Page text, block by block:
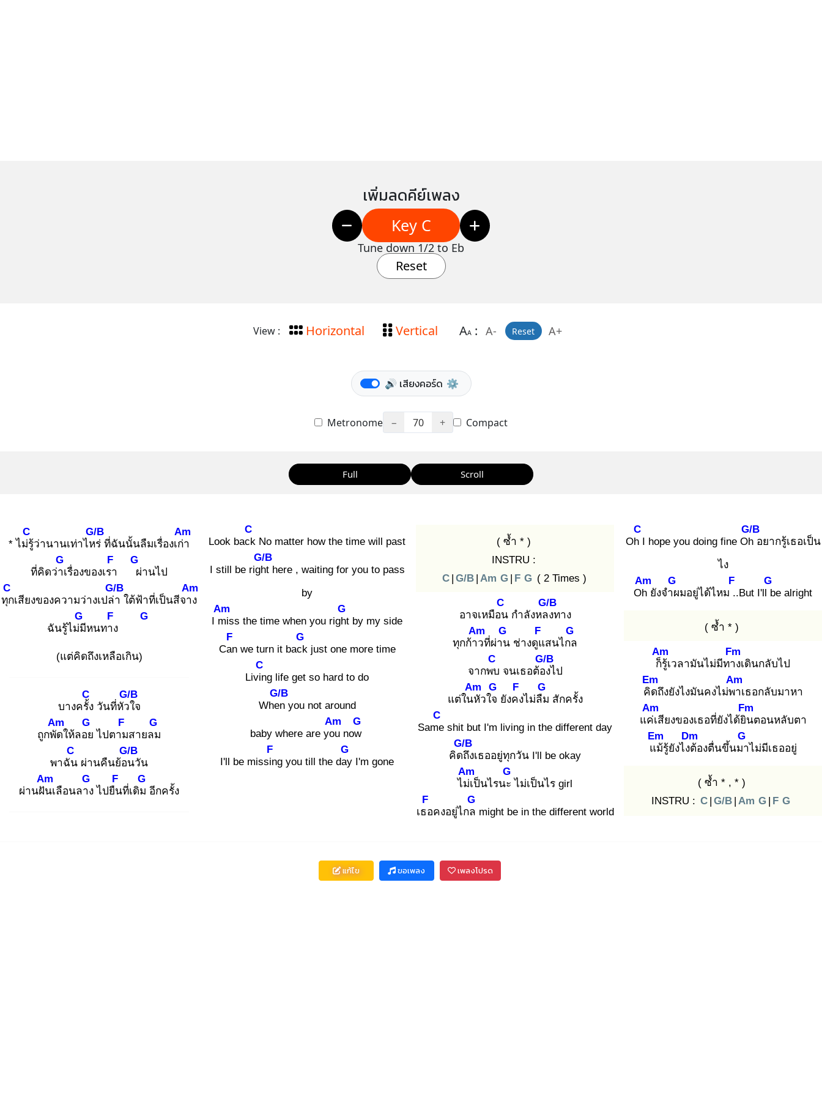
เพิ่มลดคีย์เพลง
Key C
Tune down 1/2 to Eb
Reset
View : Horizontal Vertical AA: A- Reset A+
🔊 เสียงคอร์ด ⚙️
Metronome − 70 + Compact
Full Scroll
* ไม่รู้
C
ว่านานเท่าไหร่
G/B
ที่ฉันนั้นลืมเรื่องเก่า
Am
ที่คิดว่าเ
G
รื่องของเรา
F
ผ่
G
านไป
ทุก
C
เสียงของความว่างเปล่า
G/B
ใต้ฟ้าที่เป็นสีจาง
Am
ฉันรู้ไม่มี
G
หนทาง
F G
(แต่คิดถึงเหลือเกิน)
บางครั้ง
C
วันที่หัวใ
G/B
จ
ถูกพัด
Am
ให้ลอย
G
ไปตาม
F
สายลม
G
พาฉัน
C
ผ่านคืนย้อน
G/B
วัน
ผ่านฝัน
Am
เลือนลาง
G
ไปยืน
F
ที่เดิม
G
อีกครั้ง
Look back
C
No matter how the time will past
I still be right
G/B
here , waiting for you to pass
by
I mi
Am
ss the time when you right
G
by my side
Can
F
we turn it back
G
just one more time
Livin
C
g life get so hard to do
When
G/B
you not around
baby where are you
Am
now
G
I'll be missin
F
g you till the day
G
I'm gone
( ซ้ำ * )
INSTRU :
C | G/B | Am G | F G ( 2 Times )
อาจเหมือน
C
กำลังหลง
G/B
ทาง
ทุกก้าว
Am
ที่ผ่าน
G
ช่างดูแ
F
สนไกล
G
จากพบ
C
จนเธอต้อง
G/B
ไป
แต่ในหั
Am
วใจ
G
ยังคง
F
ไม่ลืม
G
สักครั้ง
Same
C
shit but I'm living in the different day
คิดถึ
G/B
งเธออยู่ทุกวัน I'll be okay
ไม่เ
Am
ป็นไรนะ
G
ไม่เป็นไร girl
เธอ
F
คงอยู่ไกล
G
might be in the different world
Oh I
C
hope you doing fine Oh
G/B
อยากรู้เธอเป็น
ไง
Oh
Am
ยังจำผ
G
มอยู่ได้ไหม ..
F
But I'll b
G
e alright
( ซ้ำ * )
ก็รู้
Am
เวลามันไม่มีทาง
Fm
เดินกลับไป
คิด
Em
ถึงยังไงมันคงไม่พา
Am
เธอกลับมาหา
แค่เ
Am
สียงของเธอที่ยังได้ยิน
Fm
ตอนหลับตา
แม้
Em
รู้ยังไงต้
Dm
องตื่นขึ้นมา
G
ไม่มีเธออยู่
( ซ้ำ * , * )
INSTRU : C | G/B | Am G | F G
แก้ไข ขอเพลง เพลงโปรด